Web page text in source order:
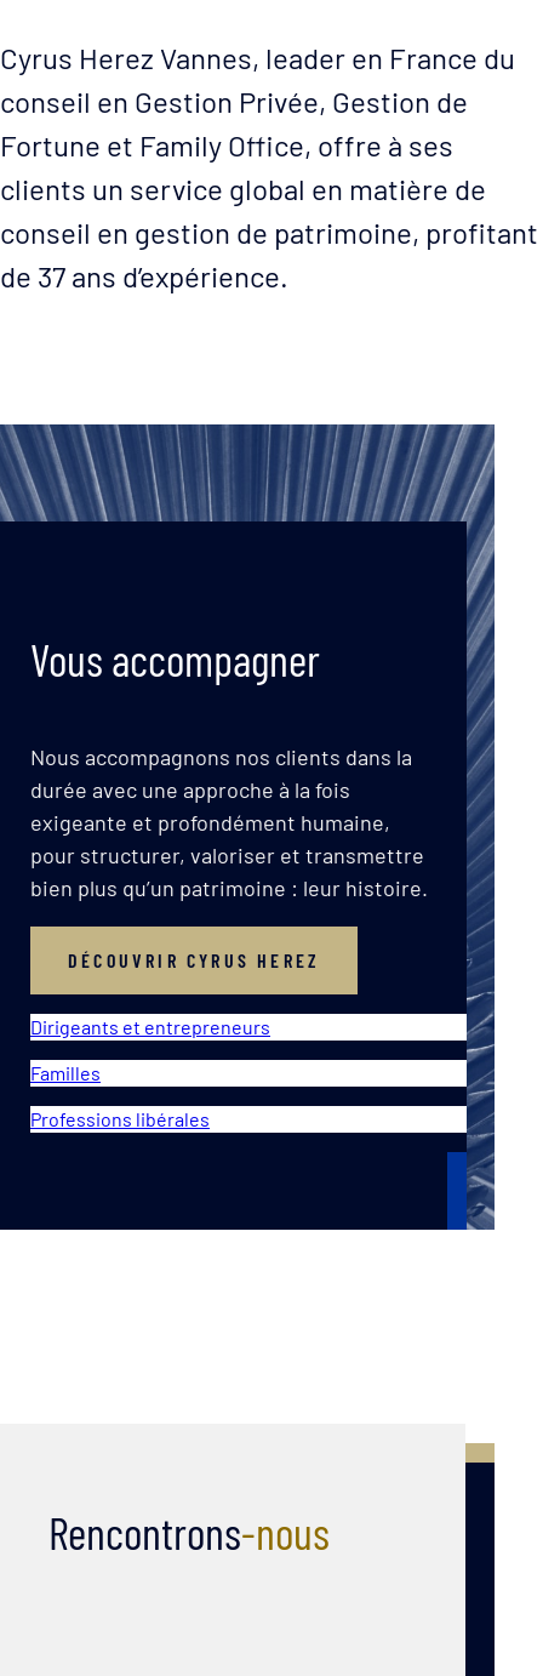
Cyrus Herez Vannes, leader en France du
conseil en Gestion Privée, Gestion de
Fortune et Family Office, offre à ses
clients un service global en matière de
conseil en gestion de patrimoine, profitant
de 37 ans d’expérience.
Vous accompagner
Nous accompagnons nos clients dans la
durée avec une approche à la fois
exigeante et profondément humaine,
pour structurer, valoriser et transmettre
bien plus qu’un patrimoine : leur histoire.
DÉCOUVRIR CYRUS HEREZ
Dirigeants et entrepreneurs
Familles
Professions libérales
Rencontrons-nous